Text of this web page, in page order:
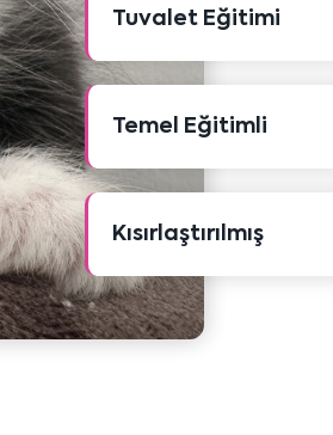
Tuvalet Eğitimi
Temel Eğitimli
Kısırlaştırılmış